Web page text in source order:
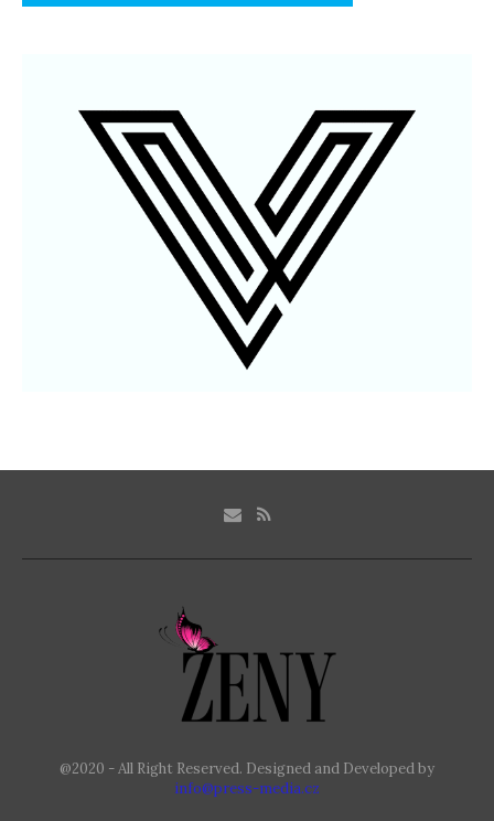
@2020 - All Right Reserved. Designed and Developed by
info@press-media.cz